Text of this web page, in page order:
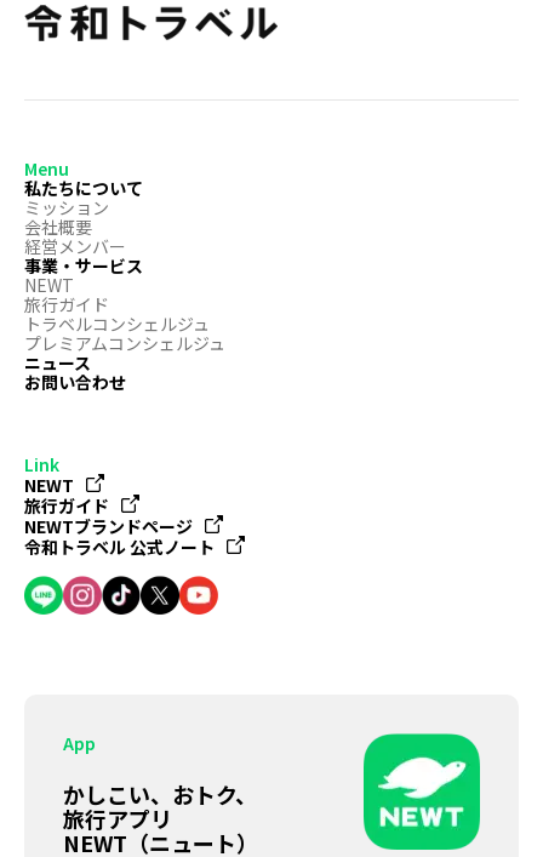
Menu
私たちについて
ミッション
会社概要
経営メンバー
事業・サービス
NEWT
旅行ガイド
トラベルコンシェルジュ
プレミアムコンシェルジュ
ニュース
お問い合わせ
Link
NEWT
旅行ガイド
NEWTブランドページ
令和トラベル 公式ノート
App
かしこい、おトク、
旅行アプリ
NEWT（ニュート）